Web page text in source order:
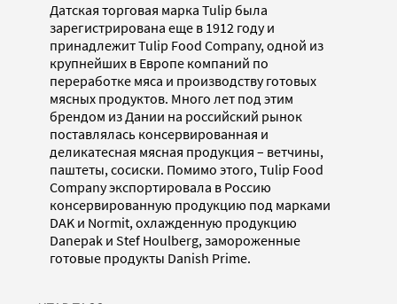
Датская торговая марка Tulip была
зарегистрирована еще в 1912 году и
принадлежит Tulip Food Company, одной из
крупнейших в Европе компаний по
переработке мяса и производству готовых
мясных продуктов. Много лет под этим
брендом из Дании на российский рынок
поставлялась консервированная и
деликатесная мясная продукция – ветчины,
паштеты, сосиски. Помимо этого, Tulip Food
Company экспортировала в Россию
консервированную продукцию под марками
DAK и Normit, охлажденную продукцию
Danepak и Stef Houlberg, замороженные
готовые продукты Danish Prime.